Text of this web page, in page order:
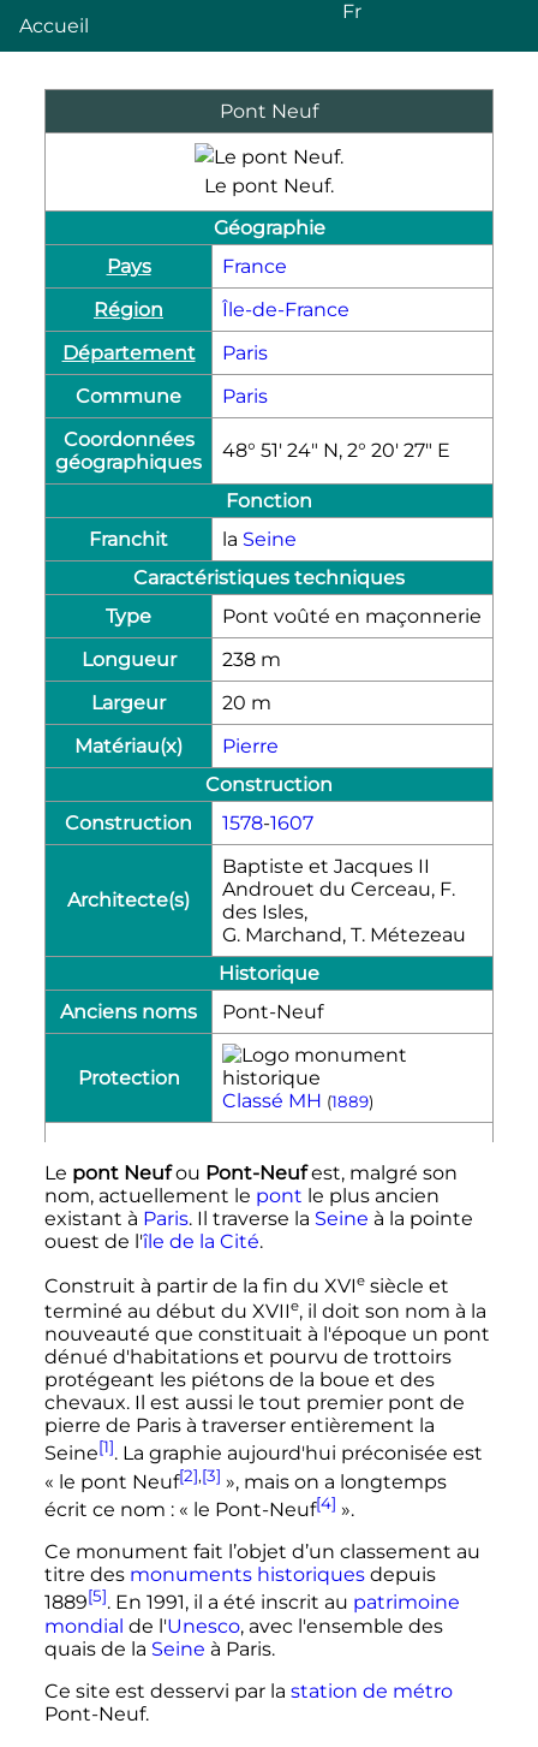
Accueil
Fr
Pont Neuf
Le pont Neuf.
Géographie
Pays
France
Région
Île-de-France
Département
Paris
Commune
Paris
Coordonnées
géographiques
48° 51′ 24″ N, 2° 20′ 27″ E
Fonction
Franchit
la Seine
Caractéristiques techniques
Type
Pont voûté en maçonnerie
Longueur
238 m
Largeur
20 m
Matériau(x)
Pierre
Construction
Construction
1578-1607
Architecte(s)
Baptiste et Jacques II
Androuet du Cerceau, F.
des Isles,
G. Marchand, T. Métezeau
Historique
Anciens noms
Pont-Neuf
Protection
Classé MH (1889)
Le pont Neufou Pont-Neufest, malgré son
nom, actuellement le pont le plus ancien
existant à Paris. Il traverse la Seine à la pointe
ouest de l'île de la Cité.
Construit à partir de la fin du XVIe siècle et
terminé au début du XVIIe, il doit son nom à la
nouveauté que constituait à l'époque un pont
dénué d'habitations et pourvu de trottoirs
protégeant les piétons de la boue et des
chevaux. Il est aussi le tout premier pont de
pierre de Paris à traverser entièrement la
Seine[1]. La graphie aujourd'hui préconisée est
« le pont Neuf[2],[3] », mais on a longtemps
écrit ce nom : « le Pont-Neuf[4] ».
Ce monument fait l’objet d’un classement au
titre des monuments historiquesdepuis
1889[5]. En 1991, il a été inscrit au patrimoine
mondial de l'Unesco, avec l'ensemble des
quais de la Seine à Paris.
Ce site est desservi par la station de métro
Pont-Neuf.